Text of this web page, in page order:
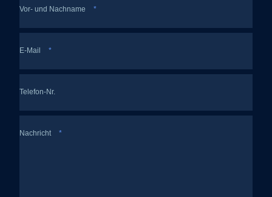
Vor- und Nachname *
E-Mail *
Telefon-Nr.
Nachricht *